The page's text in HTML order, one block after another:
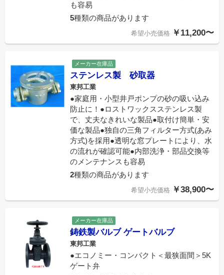
も容易
5種類の商品があります
希望小売価格 ￥11,200〜
メーカー在庫品
ステンレス製 砂取器
東邦工業
●家庭用・小型井戸ポンプの砂の吸い込み
防止に！●ロストワックスステンレス製
で、丈夫なきれいな製品●取付け簡単・安
価な製品●独自の三角フィルター方式(あみ
方式)を採用●透明な窓プレートにより、水
の流れが確認可能●内部洗浄・部品交換等
のメンテナンスも容易
2種類の商品があります
希望小売価格 ￥38,900〜
メーカー在庫品
鋳鉄製バルブ ゲートバルブ
東邦工業
●エコノミー・コンパクト＜最狭面間＞5K
ゲート弁